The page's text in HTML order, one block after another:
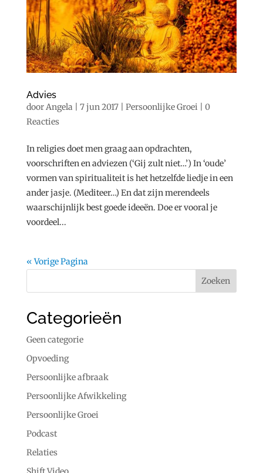
Advies
doorAngela 7 jun 2017| Persoonlijke Groei
0
Reacties
In religies doet men graag aan opdrachten,
voorschriften en adviezen (‘Gij zult niet…’) In ‘oude’
vormen van spiritualiteit is het hetzelfde liedje in een
ander jasje. (Mediteer…) En dat zijn merendeels
waarschijnlijk best goede ideeën. Doe er vooral je
voordeel...
« Vorige Pagina
Categorieën
Geen categorie
Opvoeding
Persoonlijke afbraak
Persoonlijke Afwikkeling
Persoonlijke Groei
Podcast
Relaties